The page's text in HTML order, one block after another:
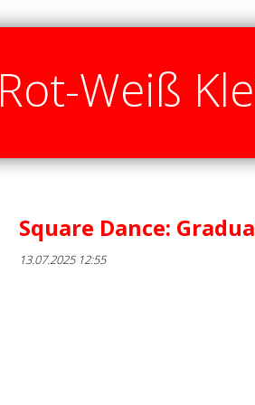
Rot-Weiß
Square Dance:
13.07.2025 12:55